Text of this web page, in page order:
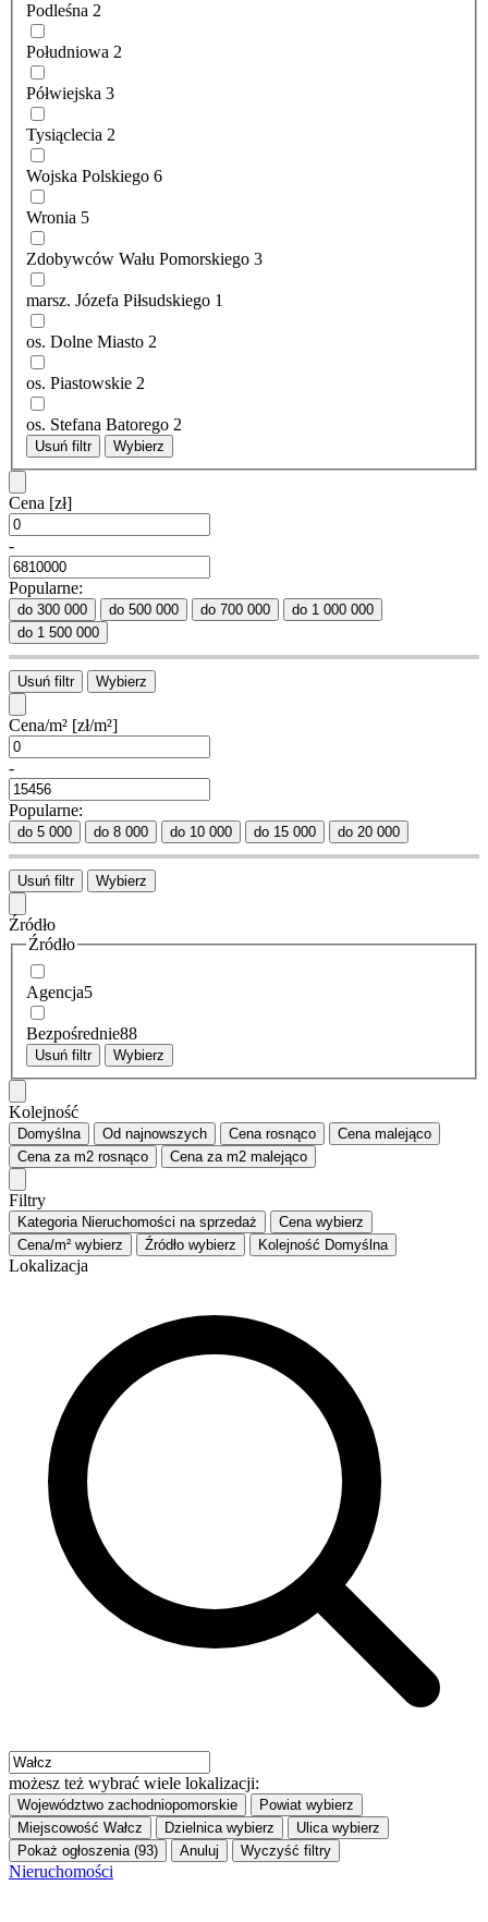
Podleśna 2
Południowa 2
Półwiejska 3
Tysiąclecia 2
Wojska Polskiego 6
Wronia 5
Zdobywców Wału Pomorskiego 3
marsz. Józefa Piłsudskiego 1
os. Dolne Miasto 2
os. Piastowskie 2
os. Stefana Batorego 2
Usuń filtr Wybierz
Cena [zł]
-
Popularne:
do 300 000 do 500 000 do 700 000
do 1 000 000
do 1 500 000
Usuń filtr Wybierz
Cena/m² [zł/m²]
-
Popularne:
do 5 000 do 8 000 do 10 000 do 15 000 do 20 000
Usuń filtr Wybierz
Źródło
Źródło
Agencja5
Bezpośrednie88
Usuń filtr Wybierz
Kolejność
Domyślna Od najnowszych Cena rosnąco Cena malejąco
Cena za m2 rosnąco Cena za m2 malejąco
Filtry
Kategoria Nieruchomości na sprzedaż Cena wybierz
Cena/m² wybierz Źródło wybierz Kolejność Domyślna
Lokalizacja
możesz też wybrać wiele lokalizacji:
Województwo zachodniopomorskie Powiat wybierz
Miejscowość Wałcz Dzielnica wybierz Ulica wybierz
Pokaż ogłoszenia (93)
Anuluj Wyczyść filtry
Nieruchomości